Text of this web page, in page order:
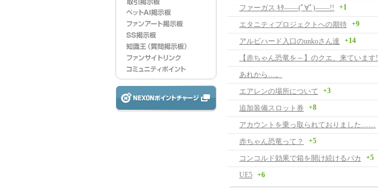
ファーガス ｷﾀ――(ﾟ∀ﾟ)――!!
+1
エタニティプロジェクトへの期待 +9
アルビハード入口のunkoさん達
+14
【赤ちゃん恐竜を～】のクエ、来ています!
あれから…。
エアレンの場所について
+3
追加装備スロット券
+8
アカウントを乗っ取られておりました……
赤ちゃん恐竜って？
+5
コンコルド効果で箱を開け続けるバカ
+5
UE5 +6